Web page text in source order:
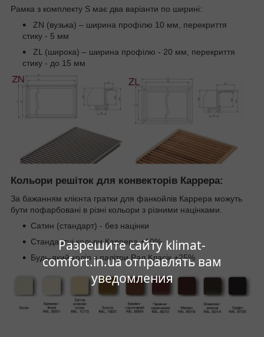
Разрешите сайту klimat-
comfort.in.ua отправлять вам
уведомления
Рамка з комплекту S має два варіанти по ширині:
ZN (вузька) – ширина профілю 10 мм, перекриття
стику - 5 мм
ZL (широка) – ширина профілю - 20 мм, перекриття
стику - до 15 мм
Кольори решіток для конвекторів Каррера:
За бажанням клієнта гратки для фанкойлів Каррера можуть
бути пофарбовані в різні кольори з різними націнками.
Сатин (стандарт) - без націнки
Стандартні кольри Каррера +10%
Будь-який колір з палітри Рал Класік +25%